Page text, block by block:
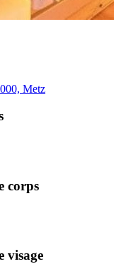
Metz
corps
visage